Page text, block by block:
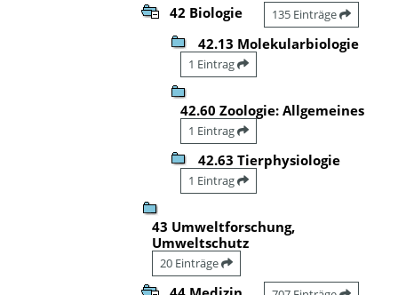
42 Biologie 135 Einträge
42.13 Molekularbiologie
1 Eintrag
42.60 Zoologie: Allgemeines
1 Eintrag
42.63 Tierphysiologie
1 Eintrag
43 Umweltforschung,
Umweltschutz
20 Einträge